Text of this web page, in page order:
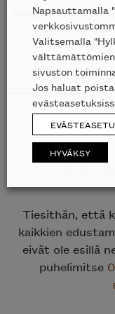
Skannon
4642€
HINTA
OLI:
4642€.
2321€
HINTA
ON:
2321€.
Tiesithän, että
kaikkien
eivät ole esillä
puhelimitse
Napsauttamalla
Valitsemalla
välttämättömien
sivuston
Jos haluat
HYVÄKSY